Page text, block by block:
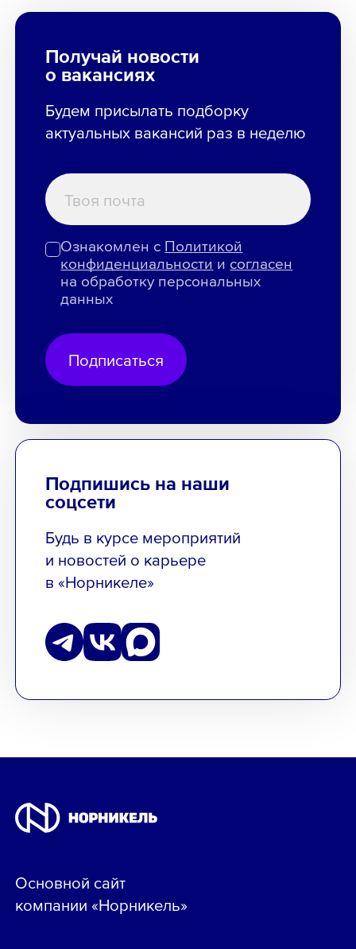
Получай новости
о вакансиях
Будем присылать подборку
актуальных вакансий раз в неделю
Ознакомлен с Политикой
конфиденциальности и согласен
на обработку персональных
данных
Подписаться
Подпишись на наши
соцсети
Будь в курсе мероприятий
и новостей о карьере
в «Норникеле»
Основной сайт
компании «Норникель»